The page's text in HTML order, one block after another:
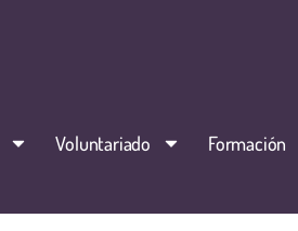
Voluntariado Formación